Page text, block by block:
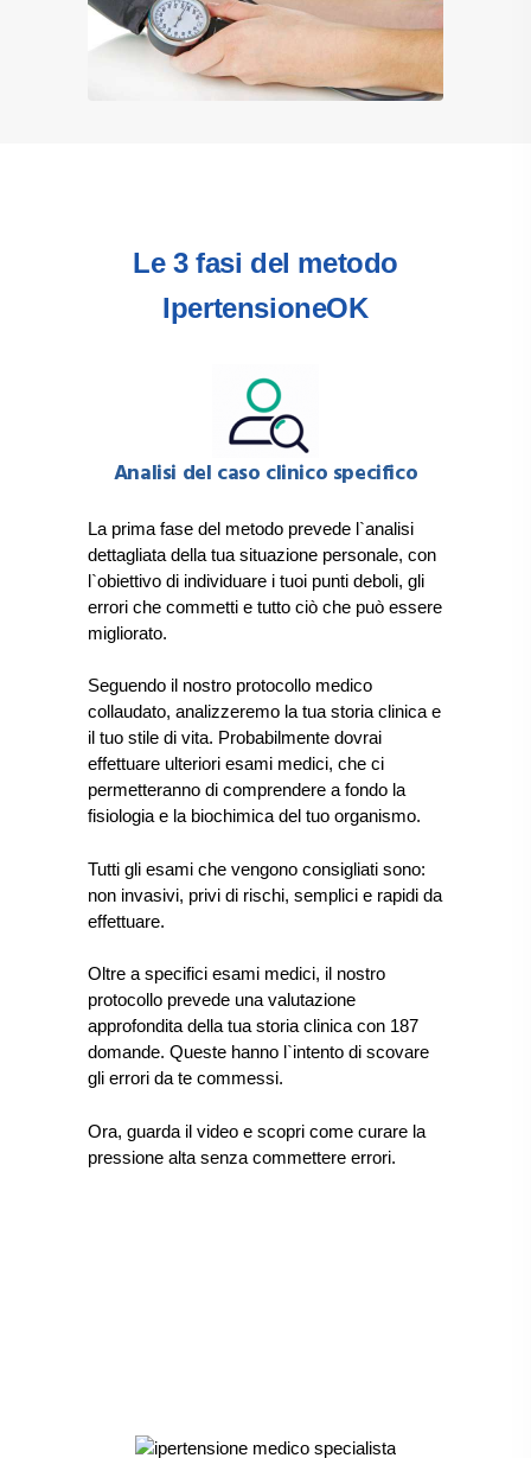
Le 3 fasi del metodo
IpertensioneOK
Analisi del caso clinico specifico
La prima fase del metodo prevede l`analisi
dettagliata della tua situazione personale, con
l`obiettivo di individuare i tuoi punti deboli, gli
errori che commetti e tutto ciò che può essere
migliorato.
Seguendo il nostro protocollo medico
collaudato, analizzeremo la tua storia clinica e
il tuo stile di vita. Probabilmente dovrai
effettuare ulteriori esami medici, che ci
permetteranno di comprendere a fondo la
fisiologia e la biochimica del tuo organismo.
Tutti gli esami che vengono consigliati sono:
non invasivi, privi di rischi, semplici e rapidi da
effettuare.
Oltre a specifici esami medici, il nostro
protocollo prevede una valutazione
approfondita della tua storia clinica con 187
domande. Queste hanno l`intento di scovare
gli errori da te commessi.
Ora, guarda il video e scopri come curare la
pressione alta senza commettere errori.